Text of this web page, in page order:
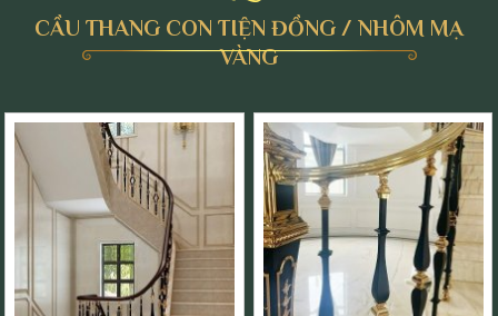
CẦU THANG CON TIỆN ĐỒNG / NHÔM MẠ
VÀNG